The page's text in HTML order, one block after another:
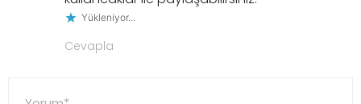
Yükleniyor...
Cevapla